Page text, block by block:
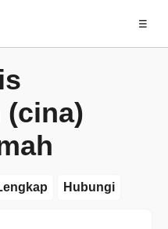
☰
(cina)
Hubungi